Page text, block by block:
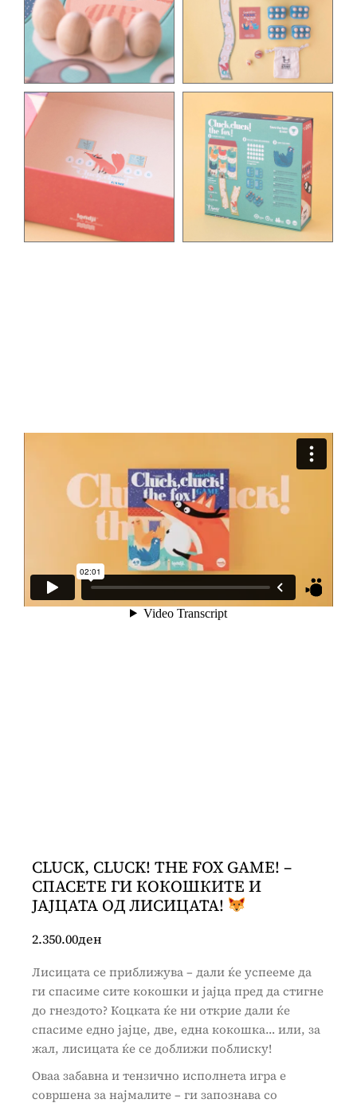
CLUCK, CLUCK! THE FOX GAME! –
СПАСЕТЕ ГИ КОКОШКИТЕ И
ЈАЈЦАТА ОД ЛИСИЦАТА!
2.350.00ден
Лисицата се приближува – дали ќе успееме да
ги спасиме сите кокошки и јајца пред да стигне
до гнездото? Коцката ќе ни открие дали ќе
спасиме едно јајце, две, една кокошка… или, за
жал, лисицата ќе се доближи поблиску!
Оваа забавна и тензично исполнета игра е
совршена за најмалите – ги запознава со